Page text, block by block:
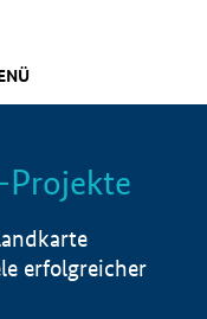
Info
Projekte
erfolgreicher